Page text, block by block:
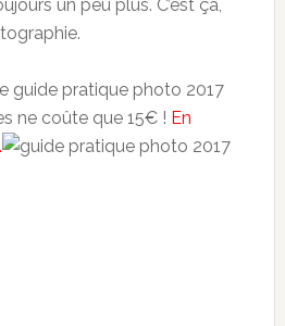
un peu plus. C’est ça,
guide pratique photo 2017
ne coûte que 15€ ! En